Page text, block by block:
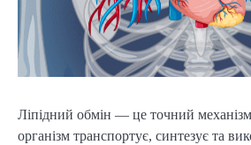
Ліпідний обмін — це точний
організм транспортує, синтезує та